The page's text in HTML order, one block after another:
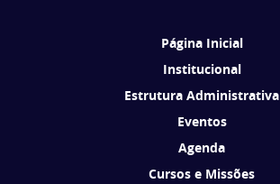
Página Inicial
Institucional
Estrutura Administrativa
Eventos
Agenda
Cursos e Missões